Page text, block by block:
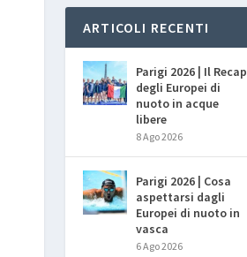
ARTICOLI RECENTI
Parigi 2026 | Il Recap
degli Europei di
nuoto in acque
libere
8 Ago 2026
Parigi 2026 | Cosa
aspettarsi dagli
Europei di nuoto in
vasca
6 Ago 2026